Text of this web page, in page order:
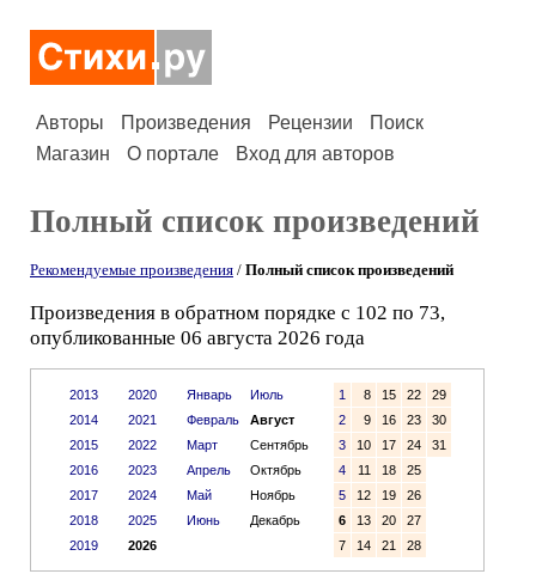
Авторы Произведения Рецензии
Поиск
Магазин
О портале Вход для авторов
Полный список произведений
Рекомендуемые произведения / Полный список произведений
Произведения в обратном порядке с 102 по 73,
опубликованные 06 августа 2026 года
2013
2014
2015
2016
2017
2018
2019
2020
2021
2022
2023
2024
2025
2026
Январь
Июль
Февраль
Август
Март
Сентябрь
Апрель
Октябрь
Май
Ноябрь
Июнь
Декабрь
1 8 15 22
29
2
9 16 23
30
3
10 17 24
31
4
11 18
25
5
12 19
26
6
13 20
27
7
14 21 28